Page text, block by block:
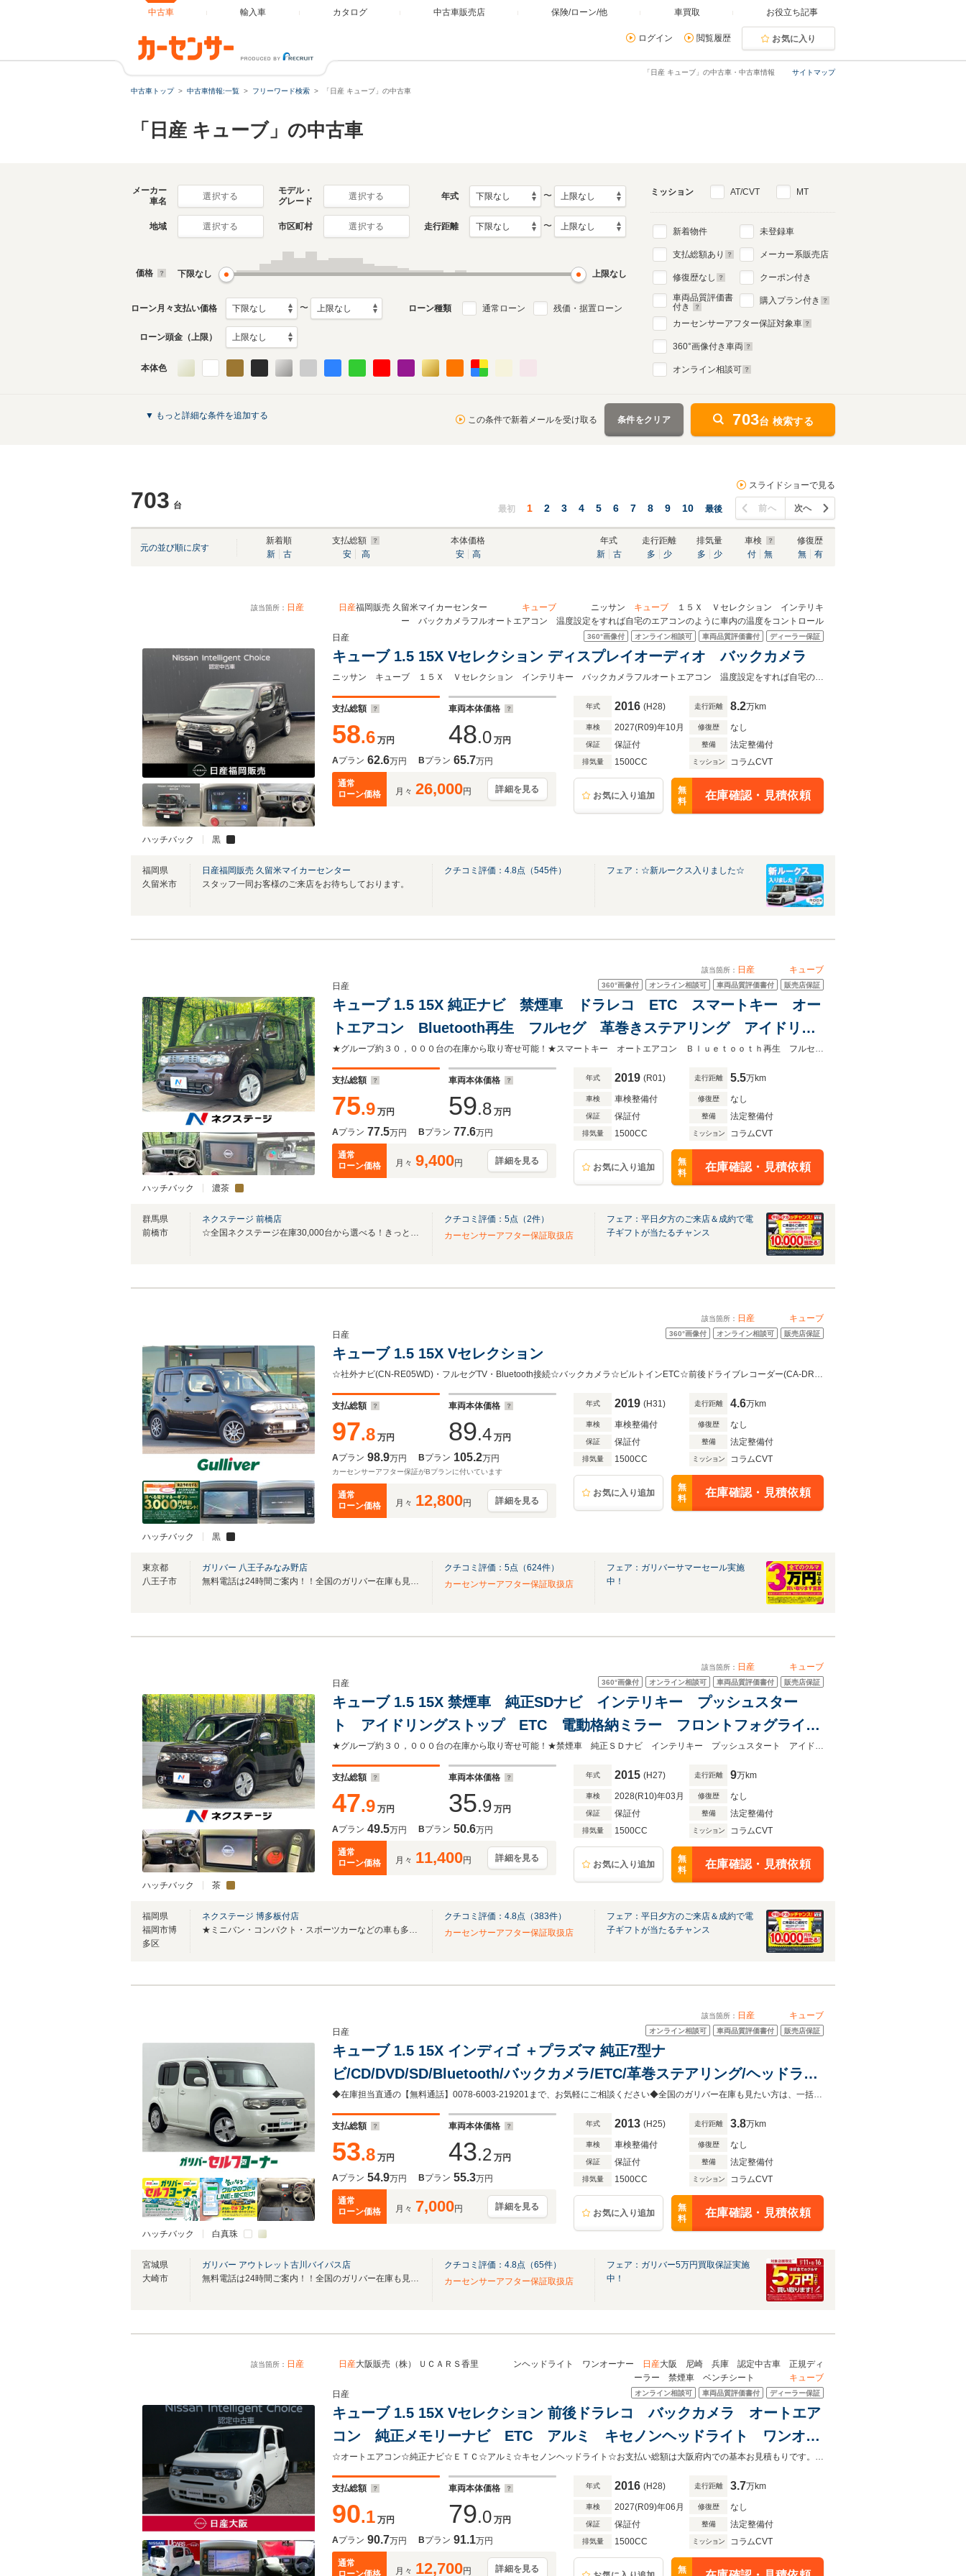
中古車 輸入車 カタログ 中古車販売店 保険/ローン/他 車買取 お役立ち記事
ログイン 閲覧履歴 お気に入り
サイトマップ
「日産 キューブ」の中古車・中古車情報
中古車トップ 中古車情報:一覧 フリーワード検索 「日産 キューブ」の中古車
「日産 キューブ」の中古車
メーカー
車名
選択する
モデル・
グレード
選択する 年式 〜
地域 選択する 市区町村 選択する 走行距離 〜
価格 下限なし 上限なし
ローン月々支払い価格 〜 ローン種類 通常ローン 残価・据置ローン
ローン頭金（上限）
本体色
ミッション AT/CVT MT
新着物件
支払総額あり
修復歴なし
車両品質評価書
付き
未登録車
メーカー系販売店
クーポン付き
購入プラン付き
カーセンサーアフター保証対象車
360°画像付き車両
オンライン相談可
▼ もっと詳細な条件を追加する この条件で新着メールを受け取る 条件をクリア 703台 検索する
703 台
スライドショーで見る
最初 1 2 3 4 5 6 7 8 9 10 最後 前へ 次へ
元の並び順に戻す
新着順
新
古
支払総額
安
高
本体価格
安
高
年式
新
古
走行距離
多
少
排気量
多
少
車検
付
無
修復歴
無
有
該当箇所： 日産 日産福岡販売 久留米マイカーセンター キューブ ニッサン キューブ １５Ｘ Ｖセレクション インテリキ
ー バックカメラフルオートエアコン 温度設定をすれば自宅のエアコンのように車内の温度をコントロール
ハッチバック 黒
360°画像付 オンライン相談可 車両品質評価書付 ディーラー保証
日産
キューブ 1.5 15X Vセレクション ディスプレイオーディオ バックカメラ
ニッサン キューブ １５Ｘ Ｖセレクション インテリキー バックカメラフルオートエアコン 温度設定をすれば自宅のエアコンのように車内の温度をコントロール
支払総額
58.6 万円
車両本体価格
48.0 万円
Aプラン 62.6万円 Bプラン 65.7万円
通常
ローン価格
月々 26,000円 詳細を見る
年式 2016 (H28) 走行距離 8.2万km
車検 2027(R09)年10月 修復歴 なし
保証 保証付 整備 法定整備付
排気量 1500CC ミッション コラムCVT
お気に入り追加
無
料
在庫確認・見積依頼
福岡県
久留米市
日産福岡販売 久留米マイカーセンター
スタッフ一同お客様のご来店をお待ちしております。
クチコミ評価： 4.8点（545件） フェア：☆新ルークス入りました☆
該当箇所： 日産 キューブ
ハッチバック 濃茶
360°画像付 オンライン相談可 車両品質評価書付 販売店保証
日産
キューブ 1.5 15X 純正ナビ 禁煙車 ドラレコ ETC スマートキー オー
トエアコン Bluetooth再生 フルセグ 革巻きステアリング アイドリン
グストップ
★グループ約３０，０００台の在庫から取り寄せ可能！★スマートキー オートエアコン Ｂｌｕｅｔｏｏｔｈ再生 フルセグ 革巻きステアリング
支払総額
75.9 万円
車両本体価格
59.8 万円
Aプラン 77.5万円 Bプラン 77.6万円
通常
ローン価格
月々 9,400円 詳細を見る
年式 2019 (R01) 走行距離 5.5万km
車検 車検整備付 修復歴 なし
保証 保証付 整備 法定整備付
排気量 1500CC ミッション コラムCVT
お気に入り追加
無
料
在庫確認・見積依頼
群馬県
前橋市
ネクステージ 前橋店
☆全国ネクステージ在庫30,000台から選べる！きっとお気に入りの愛車が見つかります☆
クチコミ評価： 5点（2件）
カーセンサーアフター保証取扱店
フェア：平日夕方のご来店＆成約で電
子ギフトが当たるチャンス
該当箇所： 日産 キューブ
ハッチバック 黒
360°画像付 オンライン相談可 販売店保証
日産
キューブ 1.5 15X Vセレクション
☆社外ナビ(CN-RE05WD)・フルセグTV・Bluetooth接続☆バックカメラ☆ビルトインETC☆前後ドライブレコーダー(CA-DR02SD)☆横滑り防止装置☆アイドリングストップ☆ドアバイザー☆15イン
支払総額
97.8 万円
車両本体価格
89.4 万円
Aプラン 98.9万円 Bプラン 105.2万円
カーセンサーアフター保証がBプランに付いています
通常
ローン価格
月々 12,800円 詳細を見る
年式 2019 (H31) 走行距離 4.6万km
車検 車検整備付 修復歴 なし
保証 保証付 整備 法定整備付
排気量 1500CC ミッション コラムCVT
お気に入り追加
無
料
在庫確認・見積依頼
東京都
八王子市
ガリバー 八王子みなみ野店
無料電話は24時間ご案内！！全国のガリバー在庫も見たい方は一括照会が可能です！
クチコミ評価： 5点（624件）
カーセンサーアフター保証取扱店
フェア：ガリバーサマーセール実施
中！
該当箇所： 日産 キューブ
ハッチバック 茶
360°画像付 オンライン相談可 車両品質評価書付 販売店保証
日産
キューブ 1.5 15X 禁煙車 純正SDナビ インテリキー プッシュスター
ト アイドリングストップ ETC 電動格納ミラー フロントフォグライ
ト フルセグ
★グループ約３０，０００台の在庫から取り寄せ可能！★禁煙車 純正ＳＤナビ インテリキー プッシュスタート アイドリングストップ ＥＴＣ 電動格納ミラー
支払総額
47.9 万円
車両本体価格
35.9 万円
Aプラン 49.5万円 Bプラン 50.6万円
通常
ローン価格
月々 11,400円 詳細を見る
年式 2015 (H27) 走行距離 9万km
車検 2028(R10)年03月 修復歴 なし
保証 保証付 整備 法定整備付
排気量 1500CC ミッション コラムCVT
お気に入り追加
無
料
在庫確認・見積依頼
福岡県
福岡市博
多区
ネクステージ 博多板付店
★ミニバン・コンパクト・スポーツカーなどの車も多数ご用意！！★
クチコミ評価： 4.8点（383件）
カーセンサーアフター保証取扱店
フェア：平日夕方のご来店＆成約で電
子ギフトが当たるチャンス
該当箇所： 日産 キューブ
ハッチバック 白真珠
オンライン相談可 車両品質評価書付 販売店保証
日産
キューブ 1.5 15X インディゴ ＋プラズマ 純正7型ナ
ビ/CD/DVD/SD/Bluetooth/バックカメラ/ETC/革巻ステアリング/ヘッドライ
トレベライザー/社外フロアマット/ドアバイザー/電動格納ミラー/プッシュス
タート/スマートキー
◆在庫担当直通の【無料通話】0078-6003-219201まで、お気軽にご相談ください◆全国のガリバー在庫も見たい方は、一括照会が可能です！
支払総額
53.8 万円
車両本体価格
43.2 万円
Aプラン 54.9万円 Bプラン 55.3万円
通常
ローン価格
月々 7,000円 詳細を見る
年式 2013 (H25) 走行距離 3.8万km
車検 車検整備付 修復歴 なし
保証 保証付 整備 法定整備付
排気量 1500CC ミッション コラムCVT
お気に入り追加
無
料
在庫確認・見積依頼
宮城県
大崎市
ガリバー アウトレット古川バイパス店
無料電話は24時間ご案内！！全国のガリバー在庫も見たい方は一括照会が可能です！
クチコミ評価： 4.8点（65件）
カーセンサーアフター保証取扱店
フェア：ガリバー5万円買取保証実施
中！
該当箇所： 日産 日産大阪販売（株） ＵＣＡＲＳ香里 ンヘッドライト ワンオーナー 日産大阪 尼崎 兵庫 認定中古車 正規ディ
ーラー 禁煙車 ベンチシート キューブ
オンライン相談可 車両品質評価書付 ディーラー保証
日産
キューブ 1.5 15X Vセレクション 前後ドラレコ バックカメラ オートエア
コン 純正メモリーナビ ETC アルミ キセノンヘッドライト ワンオー
ナー 日産大阪 尼崎 兵庫 認定中古車 正規ディーラー 禁煙車 ベン
チシート
☆オートエアコン☆純正ナビ☆ＥＴＣ☆アルミ☆キセノンヘッドライト☆お支払い総額は大阪府内での基本お見積もりです。他府県登録も可能ですのでお気軽にお問い合わせください。
支払総額
90.1 万円
車両本体価格
79.0 万円
Aプラン 90.7万円 Bプラン 91.1万円
通常
ローン価格
月々 12,700円 詳細を見る
年式 2016 (H28) 走行距離 3.7万km
車検 2027(R09)年06月 修復歴 なし
保証 保証付 整備 法定整備付
排気量 1500CC ミッション コラムCVT
無